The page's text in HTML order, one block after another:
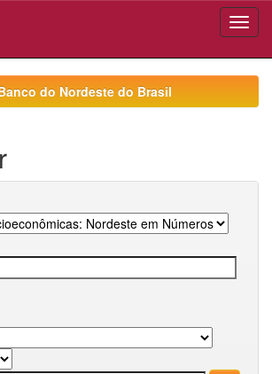
do Nordeste do Brasil